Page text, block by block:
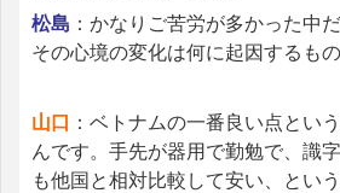
松島 ：かなりご苦労が多かった中
その心境の変化は何に起因するも
山口 ：ベトナムの一番良い点とい
んです。手先が器用で勤勉で、識
も他国と相対比較して安い、とい